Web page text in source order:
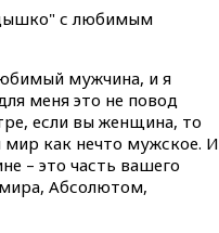
с любимым
мужчина, и я
меня это не повод
если вы женщина, то
как нечто мужское. И
– это часть вашего
Абсолютом,